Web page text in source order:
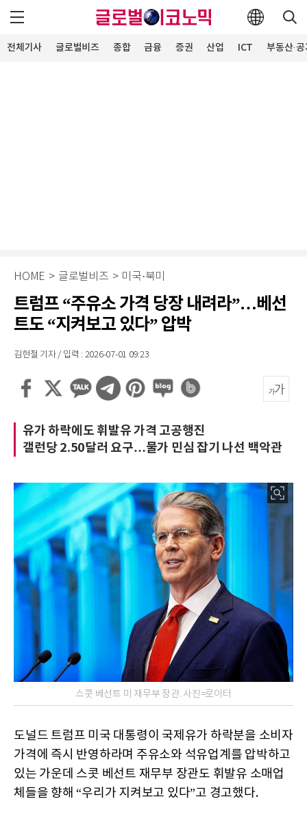
전체기사 글로벌비즈 종합 금융 증권 산업 ICT 부동산·
HOME > 글로벌비즈 > 미국·북미
트럼프 “주유소 가격 당장 내려라”…베선
트도 “지켜보고 있다” 압박
김현철 기자 / 입력 : 2026-07-01 09:23
유가 하락에도 휘발유 가격 고공행진
갤런당 2.50달러 요구…물가 민심 잡기 나선 백악관
스콧 베선트 미 재무부 장관. 사진=로이터
도널드 트럼프 미국 대통령이 국제유가 하락분을 소비자
가격에 즉시 반영하라며 주유소와 석유업계를 압박하고
있는 가운데 스콧 베선트 재무부 장관도 휘발유 소매업
체들을 향해 “우리가 지켜보고 있다”고 경고했다.